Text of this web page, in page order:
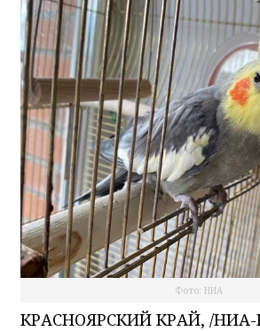
Фото: НИА
КРАСНОЯРСКИЙ КРАЙ, /НИА-